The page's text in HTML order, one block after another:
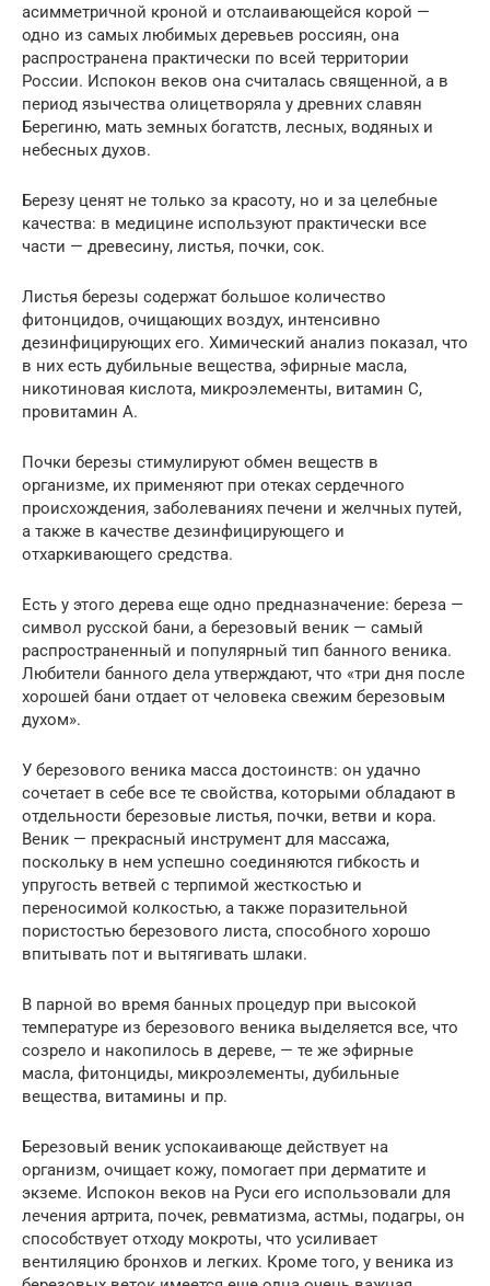
асимметричной кроной и отслаивающейся корой —
одно из самых любимых деревьев россиян, она
распространена практически по всей территории
России. Испокон веков она считалась священной, а в
период язычества олицетворяла у древних славян
Берегиню, мать земных богатств, лесных, водяных и
небесных духов.
Березу ценят не только за красоту, но и за целебные
качества: в медицине используют практически все
части — древесину, листья, почки, сок.
Листья березы содержат большое количество
фитонцидов, очищающих воздух, интенсивно
дезинфицирующих его. Химический анализ показал, что
в них есть дубильные вещества, эфирные масла,
никотиновая кислота, микроэлементы, витамин С,
провитамин А.
Почки березы стимулируют обмен веществ в
организме, их применяют при отеках сердечного
происхождения, заболеваниях печени и желчных путей,
а также в качестве дезинфицирующего и
отхаркивающего средства.
Есть у этого дерева еще одно предназначение: береза —
символ русской бани, а березовый веник — самый
распространенный и популярный тип банного веника.
Любители банного дела утверждают, что «три дня после
хорошей бани отдает от человека свежим березовым
духом».
У березового веника масса достоинств: он удачно
сочетает в себе все те свойства, которыми обладают в
отдельности березовые листья, почки, ветви и кора.
Веник — прекрасный инструмент для массажа,
поскольку в нем успешно соединяются гибкость и
упругость ветвей с терпимой жесткостью и
переносимой колкостью, а также поразительной
пористостью березового листа, способного хорошо
впитывать пот и вытягивать шлаки.
В парной во время банных процедур при высокой
температуре из березового веника выделяется все, что
созрело и накопилось в дереве, — те же эфирные
масла, фитонциды, микроэлементы, дубильные
вещества, витамины и пр.
Березовый веник успокаивающе действует на
организм, очищает кожу, помогает при дерматите и
экземе. Испокон веков на Руси его использовали для
лечения артрита, почек, ревматизма, астмы, подагры, он
способствует отходу мокроты, что усиливает
вентиляцию бронхов и легких. Кроме того, у веника из